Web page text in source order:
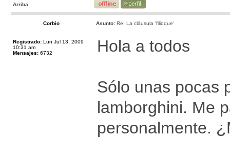
Arriba
Corbio Asunto: Re: La cláusula 'filioque'
Registrado: Lun Jul 13, 2009
10:31 am
Mensajes: 6732 Hola a todos
Sólo unas pocas
lamborghini. Me
personalmente.